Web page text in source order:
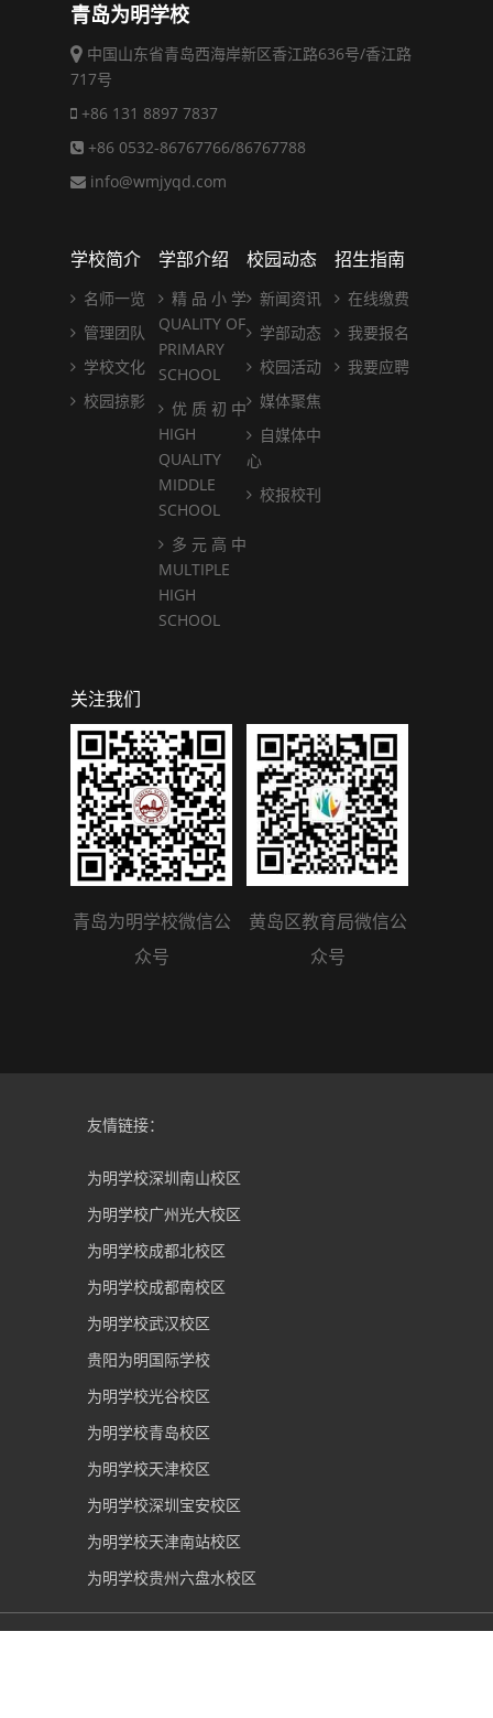
青岛为明学校
中国山东省青岛西海岸新区香江路636号/香江路
717号
+86 131 8897 7837
+86 0532-86767766/86767788
info@wmjyqd.com
学校简介
名师一览
管理团队
学校文化
校园掠影
学部介绍
精 品 小 学
QUALITY OF
PRIMARY
SCHOOL
优 质 初 中
HIGH
QUALITY
MIDDLE
SCHOOL
多 元 高 中
MULTIPLE
HIGH
SCHOOL
校园动态
新闻资讯
学部动态
校园活动
媒体聚焦
自媒体中
心
校报校刊
招生指南
在线缴费
我要报名
我要应聘
关注我们
青岛为明学校微信公
众号
黄岛区教育局微信公
众号
友情链接：
为明学校深圳南山校区
为明学校广州光大校区
为明学校成都北校区
为明学校成都南校区
为明学校武汉校区
贵阳为明国际学校
为明学校光谷校区
为明学校青岛校区
为明学校天津校区
为明学校深圳宝安校区
为明学校天津南站校区
为明学校贵州六盘水校区